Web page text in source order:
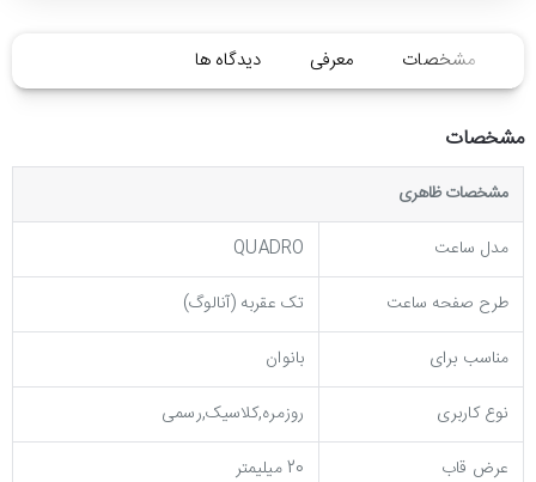
مشخصات معرفی دیدگاه ها
مشخصات
مشخصات ظاهری
مدل ساعت
QUADRO
طرح صفحه ساعت
تک عقربه (آنالوگ)
مناسب برای
بانوان
نوع کاربری
روزمره,کلاسیک,رسمی
عرض قاب
20 میلیمتر